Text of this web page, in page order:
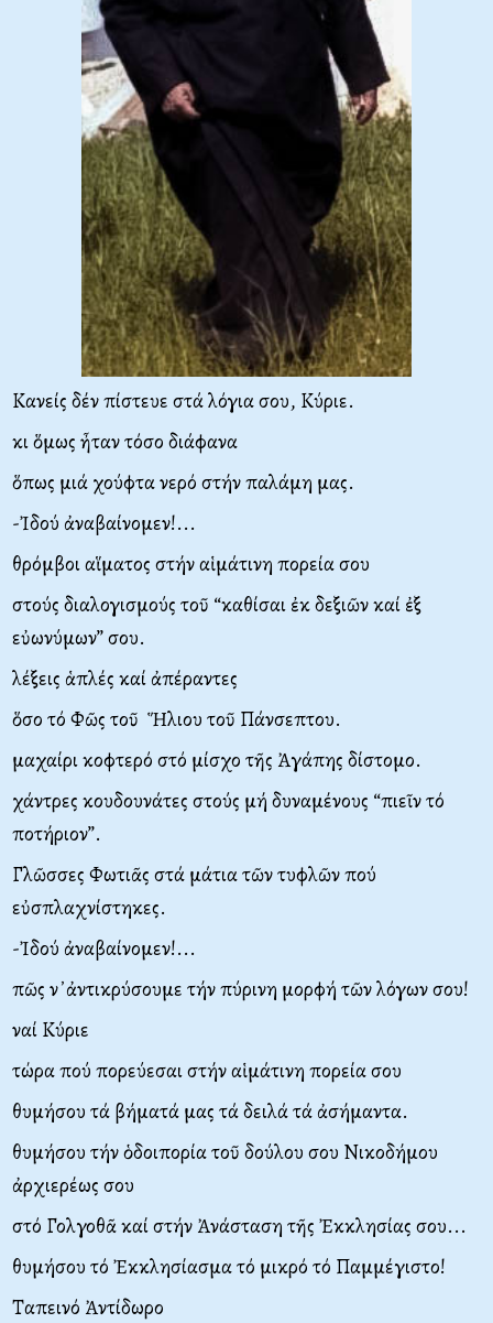
Κανείς δέν πίστευε στά λόγια σου, Κύριε.
κι ὅμως ἦταν τόσο διάφανα
ὅπως μιά χούφτα νερό στήν παλάμη μας.
-Ἰδού ἀναβαίνομεν!...
θρόμβοι αἵματος στήν αἱμάτινη πορεία σου
στούς διαλογισμούς τοῦ “καθίσαι ἐκ δεξιῶν καί ἐξ
εὐωνύμων” σου.
λέξεις ἁπλές καί ἀπέραντες
ὅσο τό Φῶς τοῦ Ἥλιου τοῦ Πάνσεπτου.
μαχαίρι κοφτερό στό μίσχο τῆς Ἀγάπης δίστομο.
χάντρες κουδουνάτες στούς μή δυναμένους “πιεῖν τό
ποτήρι­ον”.
Γλῶσσες Φωτιᾶς στά μάτια τῶν τυφλῶν πού
εὐσπλαχνίστηκες.
-Ἰδού ἀναβαίνομεν!...
πῶς ν᾿ἀντικρύσουμε τήν πύρινη μορφή τῶν λόγων σου!
ναί Κύριε
τώρα πού πορεύεσαι στήν αἱμάτινη πορεία σου
θυμήσου τά βήματά μας τά δειλά τά ἀσήμαντα.
θυμήσου τήν ὁδοιπορία τοῦ δούλου σου Νικοδήμου
ἀρχιερέως σου
στό Γολγοθᾶ καί στήν Ἀνάσταση τῆς Ἐκκλησίας σου...
θυμήσου τό Ἐκκλησίασμα τό μικρό τό Παμμέγιστο!
Ταπεινό Ἀντίδωρο